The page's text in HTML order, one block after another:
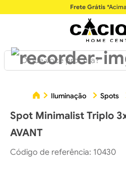
Frete Grátis
O que você procura?
Iluminação Spots
Spot Minimalist Triplo
AVANT
Código de referência: 10430